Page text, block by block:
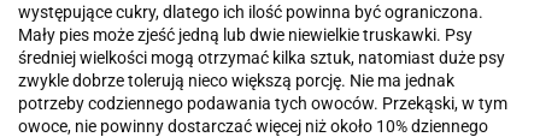
występujące cukry, dlatego ich ilość powinna być ograniczona.
Mały pies może zjeść jedną lub dwie niewielkie truskawki. Psy
średniej wielkości mogą otrzymać kilka sztuk, natomiast duże psy
zwykle dobrze tolerują nieco większą porcję. Nie ma jednak
potrzeby codziennego podawania tych owoców. Przekąski, w tym
owoce, nie powinny dostarczać więcej niż około 10% dziennego